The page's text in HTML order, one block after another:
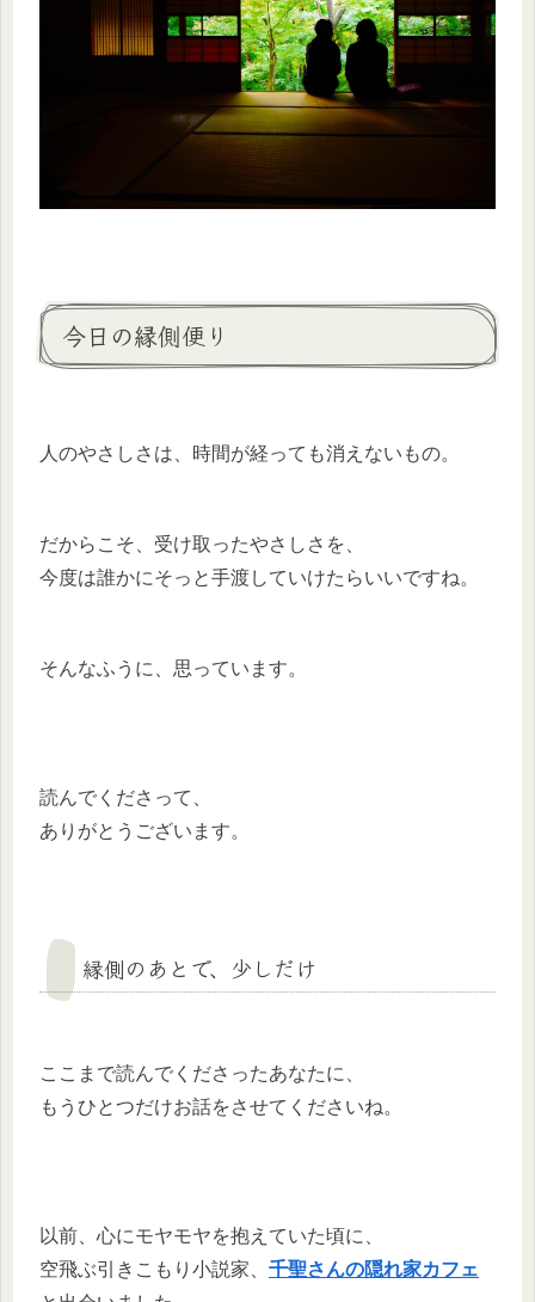
今日の縁側便り
人のやさしさは、時間が経っても消えないもの。
だからこそ、受け取ったやさしさを、
今度は誰かにそっと手渡していけたらいいですね。
そんなふうに、思っています。
読んでくださって、
ありがとうございます。
縁側のあとで、少しだけ
ここまで読んでくださったあなたに、
もうひとつだけお話をさせてくださいね。
以前、心にモヤモヤを抱えていた頃に、
空飛ぶ引きこもり小説家、 千聖さんの隠れ家カフェ